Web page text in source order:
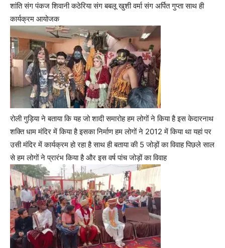
शांति संग पंकज शिवानी कठेरिया संग बबलू खुशी वर्मा संग अर्पित गुप्ता साथ ही
कार्यक्रम आयोजक
रोली गुड़िया ने बताया कि यह जो शादी समारोह हम लोगों ने किया है इस केदारनाथ
शक्ति धाम मंदिर में किया है इसका निर्माण हम लोगों ने 2012 में किया था यहां पर
उसी मंदिर में कार्यक्रम हो रहा है साथ ही बताया की 5 जोड़ों का विवाह पिछले साल
से हम लोगों ने प्रारंभ किया है और इस वर्ष पांच जोड़ों का विवाह